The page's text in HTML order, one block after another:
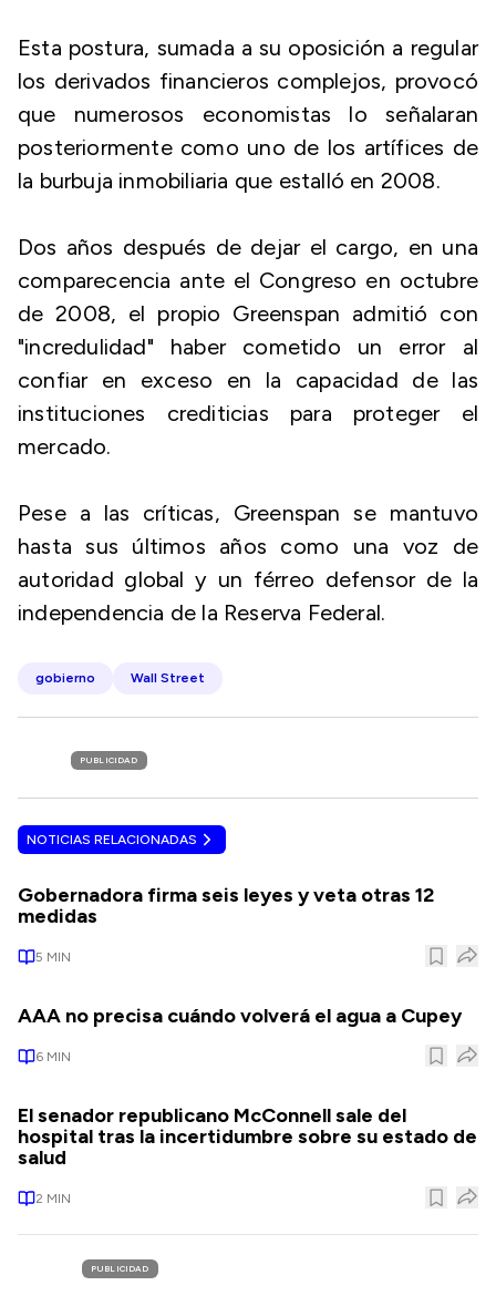
Esta postura, sumada a su oposición a regular
los derivados financieros complejos, provocó
que numerosos economistas lo señalaran
posteriormente como uno de los artífices de
la burbuja inmobiliaria que estalló en 2008.
Dos años después de dejar el cargo, en una
comparecencia ante el Congreso en octubre
de 2008, el propio Greenspan admitió con
"incredulidad" haber cometido un error al
confiar en exceso en la capacidad de las
instituciones crediticias para proteger el
mercado.
Pese a las críticas, Greenspan se mantuvo
hasta sus últimos años como una voz de
autoridad global y un férreo defensor de la
independencia de la Reserva Federal.
gobierno Wall Street
PUBLICIDAD
NOTICIAS RELACIONADAS
Gobernadora firma seis leyes y veta otras 12
medidas
5 MIN
AAA no precisa cuándo volverá el agua a Cupey
6 MIN
El senador republicano McConnell sale del
hospital tras la incertidumbre sobre su estado de
salud
2 MIN
PUBLICIDAD